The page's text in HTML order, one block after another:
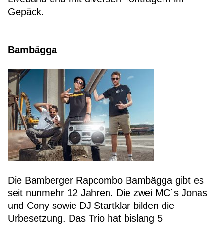
Gepäck.
Bambägga
Die Bamberger Rapcombo Bambägga gibt es
seit nunmehr 12 Jahren. Die zwei MC´s Jonas
und Cony sowie DJ Startklar bilden die
Urbesetzung. Das Trio hat bislang 5